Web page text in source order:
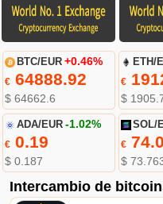
BTC/EUR +0.46%
€64888.92
$ 64662.6
ETH/
€
$
ADA/EUR -1.02%
€0.19
$ 0.187
SOL/
€
$
Intercambio de